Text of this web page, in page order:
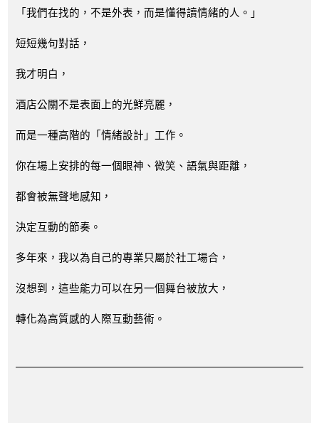
「我們在找的，不是外表，而是懂得讀情緒的人。」
短短幾句對話，
我才明白，
酒店公關不是表面上的光鮮亮麗，
而是一種高階的「情緒設計」工作。
你在場上安排的每一個眼神、微笑、語氣與距離，
都會被無聲地感知，
決定互動的節奏。
多年來，我以為自己的專業只屬於社工場合，
沒想到，這些能力可以在另一個舞台被放大，
轉化為高質感的人際互動藝術。